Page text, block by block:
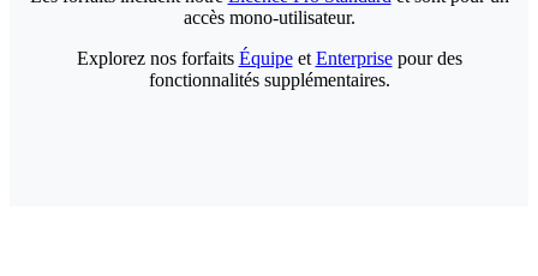
accès mono-utilisateur.
Explorez nos forfaits Équipeet Enterprisepour des
fonctionnalités supplémentaires.